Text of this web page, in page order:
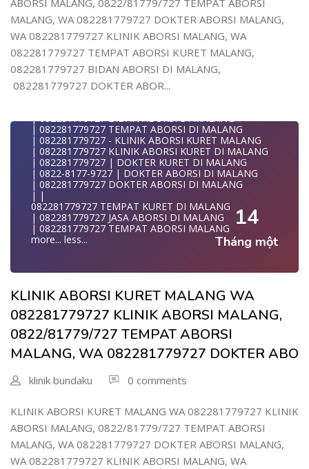
MALANG, WA 082281779727 DOKTER ABORSI MALANG,
WA 082281779727 KLINIK ABORSI MALANG, WA
082281779727 TEMPAT ABORSI KURET MALANG,
082281779727 BIDAN ABORSI DI MALANG,
082281779727 DOKTER ABOR...
| WA 082281779727 | | LOKASI ABORSI DI MALANG
| | ABORSI AMAN DI MALANG
082281
| WA 082281779727| | BIDAN PRAKTEK MALANG
| | TEMPAT ABORSI DI MALANG
| | 0822-8177-9727 KLINIK ABORSI DI MALANG
| 082281779727 TEMPAT ABORSI DI MALANG
| 082281779727 - KLINIK ABORSI KURET MALANG
| 082281779727 KLINIK ABORSI KURET DI MALANG
| 082281779727 | DOKTER KURET DI MALANG
| 0822-8177-9727 | DOKTER ABORSI DI MALANG
| 082281779727 DOKTER ABORSI DI MALANG
| |
082281779727 TEMPAT KURET DI MALANG
| 082281779727 JASA ABORSI DI MALANG
| 082281779727 TEMPAT ABORSI MALANG
more... less...
14
Tháng một
KLINIK ABORSI KURET MALANG WA
082281779727 KLINIK ABORSI MALANG,
0822/81779/727 TEMPAT ABORSI
MALANG, WA 082281779727 DOKTER ABO
klinik bundaku 0 comments
KLINIK ABORSI KURET MALANG WA 082281779727 KLINIK
ABORSI MALANG, 0822/81779/727 TEMPAT ABORSI
MALANG, WA 082281779727 DOKTER ABORSI MALANG,
WA 082281779727 KLINIK ABORSI MALANG, WA